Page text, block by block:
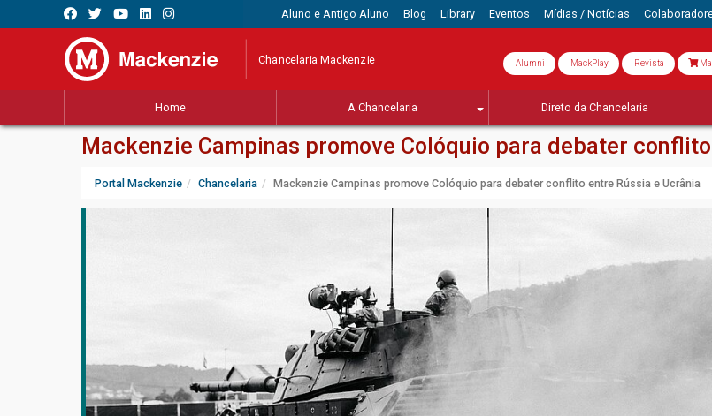
Aluno e Antigo Aluno Blog Library Eventos Mídias / Notícias
Chancelaria Mackenzie Alumni MackPlay Revista
Home A Chancelaria Direto da Chancelaria
Mackenzie Campinas promove Colóquio para debater
Portal Mackenzie Chancelaria Mackenzie Campinas promove Colóquio para debater conflito entre Rússia e Ucrânia